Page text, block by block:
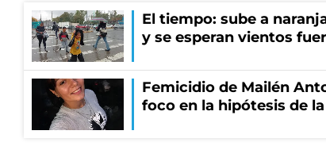
El tiempo: sube a
y se esperan vientos
Femicidio de Mailén
foco en la hipótesis de